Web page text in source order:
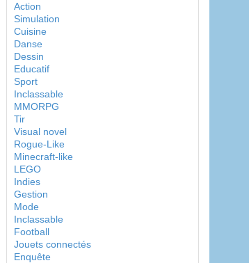
Action
Simulation
Cuisine
Danse
Dessin
Educatif
Sport
Inclassable
MMORPG
Tir
Visual novel
Rogue-Like
Minecraft-like
LEGO
Indies
Gestion
Mode
Inclassable
Football
Jouets connectés
Enquête